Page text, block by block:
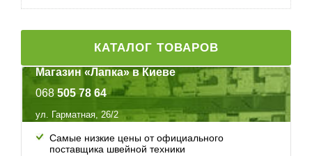
КАТАЛОГ ТОВАРОВ
Магазин «Лапка» в Киеве
068 505 78 64
ул. Гарматная, 26/2
Самые низкие цены от официального
поставщика швейной техники